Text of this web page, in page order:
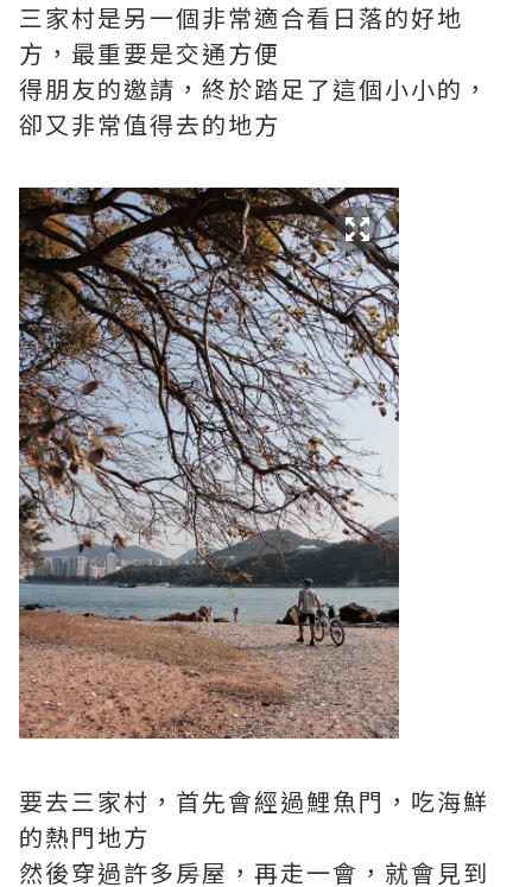
三家村是另一個非常適合看日落的好地
方，最重要是交通方便
得朋友的邀請，終於踏足了這個小小的，
卻又非常值得去的地方
要去三家村，首先會經過鯉魚門，吃海鮮
的熱門地方
然後穿過許多房屋，再走一會，就會見到